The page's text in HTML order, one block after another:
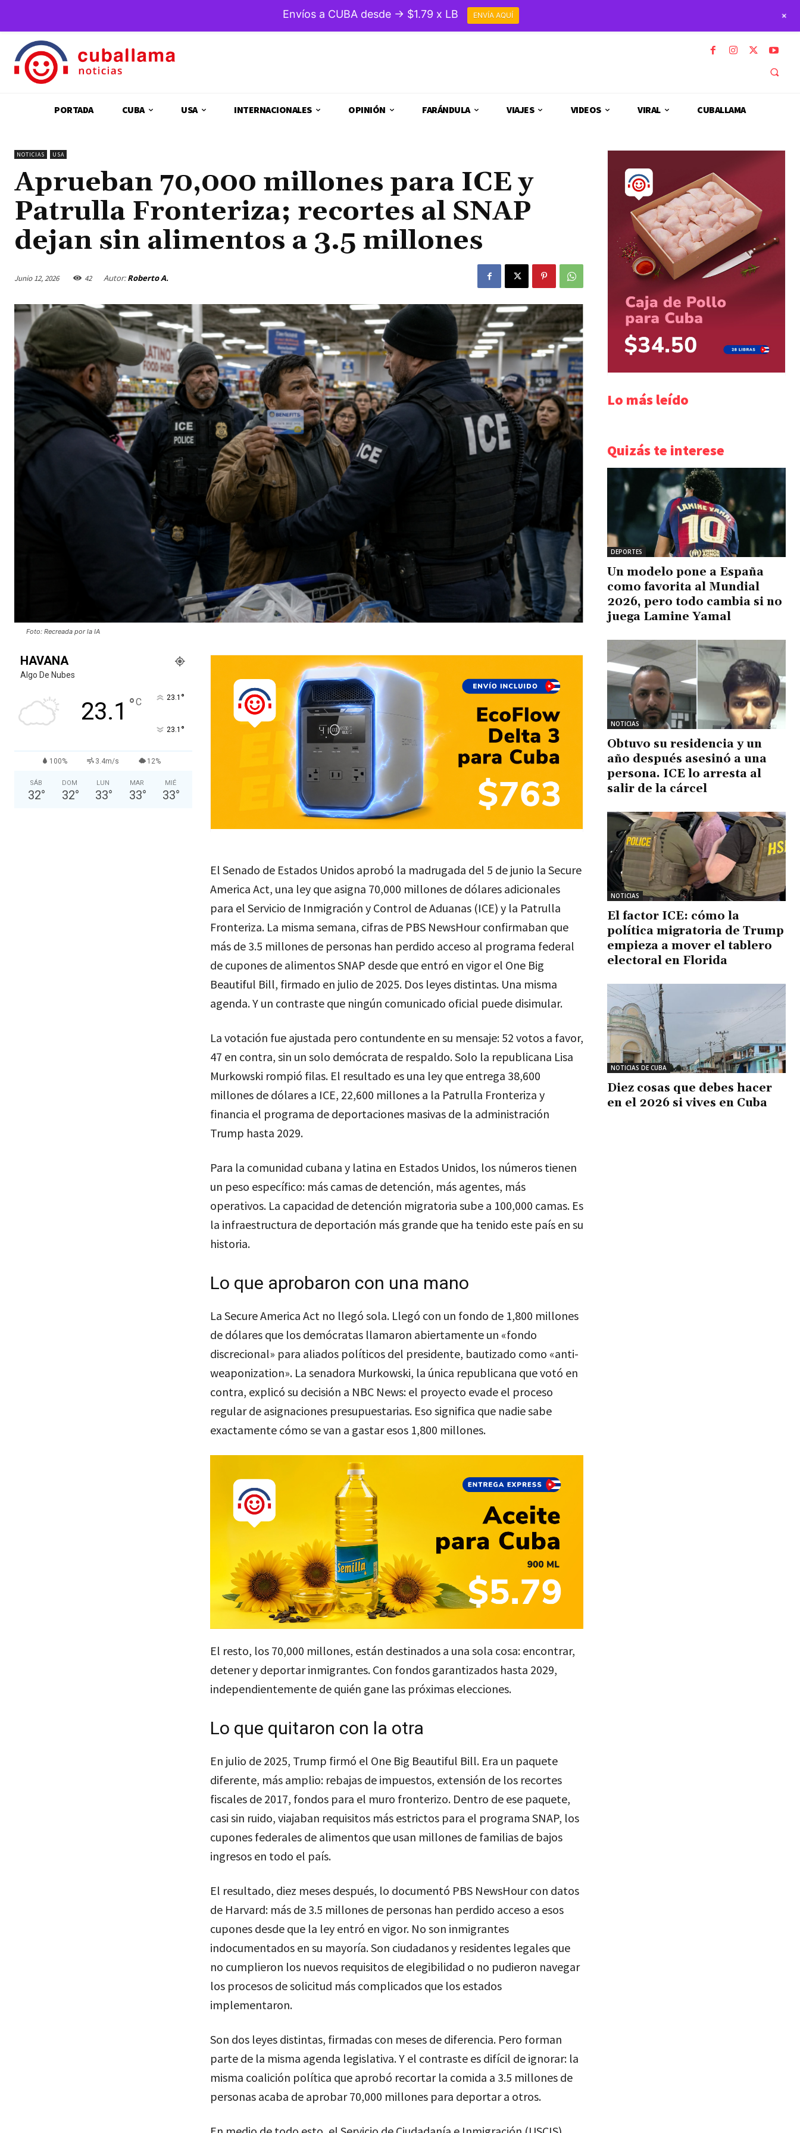
PORTADA CUBA USA INTERNACIONALES OPINIÓN FARÁNDULA VIAJES VIDEOS VIRAL CUBALLAMA
NOTICIAS USA
Aprueban 70,000 millones para ICE y
Patrulla Fronteriza; recortes al SNAP
dejan sin alimentos a 3.5 millones
Junio 12, 2026 42 Autor: Roberto A.
Foto: Recreada por la IA
HAVANA
Algo De Nubes
23.1 °C 23.1 °
23.1 °
100% 3.4m/s 12%
SÁB
32°
DOM
32°
LUN
33°
MAR
33°
MIÉ
33°
El Senado de Estados Unidos aprobó la madrugada del 5 de junio la Secure
America Act, una ley que asigna 70,000 millones de dólares adicionales
para el Servicio de Inmigración y Control de Aduanas (ICE) y la Patrulla
Fronteriza. La misma semana, cifras de PBS NewsHour confirmaban que
más de 3.5 millones de personas han perdido acceso al programa federal
de cupones de alimentos SNAP desde que entró en vigor el One Big
Beautiful Bill, firmado en julio de 2025. Dos leyes distintas. Una misma
agenda. Y un contraste que ningún comunicado oficial puede disimular.
La votación fue ajustada pero contundente en su mensaje: 52 votos a favor,
47 en contra, sin un solo demócrata de respaldo. Solo la republicana Lisa
Murkowski rompió filas. El resultado es una ley que entrega 38,600
millones de dólares a ICE, 22,600 millones a la Patrulla Fronteriza y
financia el programa de deportaciones masivas de la administración
Trump hasta 2029.
Para la comunidad cubana y latina en Estados Unidos, los números tienen
un peso específico: más camas de detención, más agentes, más
operativos. La capacidad de detención migratoria sube a 100,000 camas. Es
la infraestructura de deportación más grande que ha tenido este país en su
historia.
Lo que aprobaron con una mano
La Secure America Act no llegó sola. Llegó con un fondo de 1,800 millones
de dólares que los demócratas llamaron abiertamente un «fondo
discrecional» para aliados políticos del presidente, bautizado como «anti-
weaponization». La senadora Murkowski, la única republicana que votó en
contra, explicó su decisión a NBC News: el proyecto evade el proceso
regular de asignaciones presupuestarias. Eso significa que nadie sabe
exactamente cómo se van a gastar esos 1,800 millones.
El resto, los 70,000 millones, están destinados a una sola cosa: encontrar,
detener y deportar inmigrantes. Con fondos garantizados hasta 2029,
independientemente de quién gane las próximas elecciones.
Lo que quitaron con la otra
En julio de 2025, Trump firmó el One Big Beautiful Bill. Era un paquete
diferente, más amplio: rebajas de impuestos, extensión de los recortes
fiscales de 2017, fondos para el muro fronterizo. Dentro de ese paquete,
casi sin ruido, viajaban requisitos más estrictos para el programa SNAP, los
cupones federales de alimentos que usan millones de familias de bajos
ingresos en todo el país.
El resultado, diez meses después, lo documentó PBS NewsHour con datos
de Harvard: más de 3.5 millones de personas han perdido acceso a esos
cupones desde que la ley entró en vigor. No son inmigrantes
indocumentados en su mayoría. Son ciudadanos y residentes legales que
no cumplieron los nuevos requisitos de elegibilidad o no pudieron navegar
los procesos de solicitud más complicados que los estados
implementaron.
Son dos leyes distintas, firmadas con meses de diferencia. Pero forman
parte de la misma agenda legislativa. Y el contraste es difícil de ignorar: la
misma coalición política que aprobó recortar la comida a 3.5 millones de
personas acaba de aprobar 70,000 millones para deportar a otros.
Lo más leído
Quizás te interese
DEPORTES
Un modelo pone a España
como favorita al Mundial
2026, pero todo cambia si no
juega Lamine Yamal
NOTICIAS
Obtuvo su residencia y un
año después asesinó a una
persona. ICE lo arresta al
salir de la cárcel
NOTICIAS
El factor ICE: cómo la
política migratoria de Trump
empieza a mover el tablero
electoral en Florida
NOTICIAS DE CUBA
Diez cosas que debes hacer
en el 2026 si vives en Cuba
Envíos a CUBA desde → $1.79 x LB ENVÍA AQUÍ +